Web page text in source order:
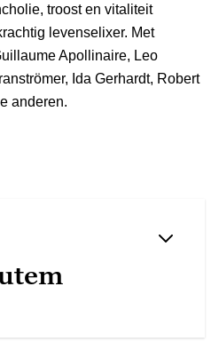
troost en vitaliteit
levenselixer. Met
Apollinaire, Leo
Ida Gerhardt, Robert
anderen.